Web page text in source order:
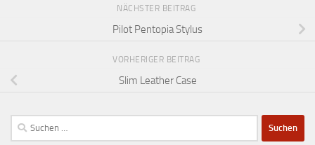
NÄCHSTER BEITRAG
Pilot Pentopia Stylus
VORHERIGER BEITRAG
Slim Leather Case
Suchen
nach: